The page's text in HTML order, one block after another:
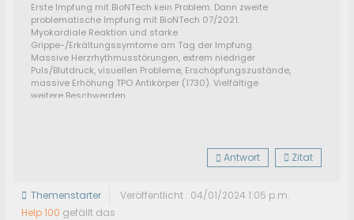
Erste Impfung mit BioNTech kein Problem. Dann zweite
problematische Impfung mit BioNTech 07/2021.
Myokardiale Reaktion und starke
Grippe-/Erkältungssymtome am Tag der Impfung.
Massive Herzrhythmusstörungen, extrem niedriger
Puls/Blutdruck, visuellen Probleme, Erschöpfungszustände,
massive Erhöhung TPO Antikörper (1730). Vielfältige
weitere Beschwerden.
Antwort Zitat
Themenstarter
Veröffentlicht : 04/01/2024 1:05 p.m.
Help 100 gefällt das